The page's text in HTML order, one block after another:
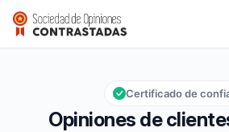
LOFT ATTITUDE
Calificación global: 9,4 de 10
9,4/10
Opiniones de
Certificado de